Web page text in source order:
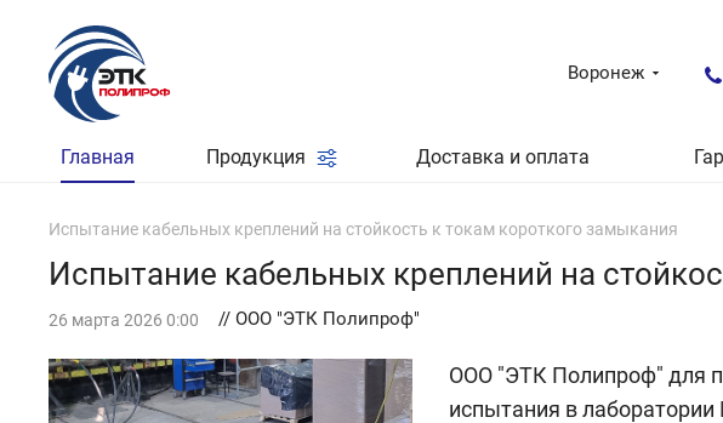
Воронеж
Главная Продукция Доставка и оплата
Испытание кабельных креплений на стойкость к токам короткого замыкания
Испытание кабельных креплений на
26 марта 2026 0:00 // ООО "ЭТК Полипроф"
ООО "ЭТК Полипроф" для
испытания в